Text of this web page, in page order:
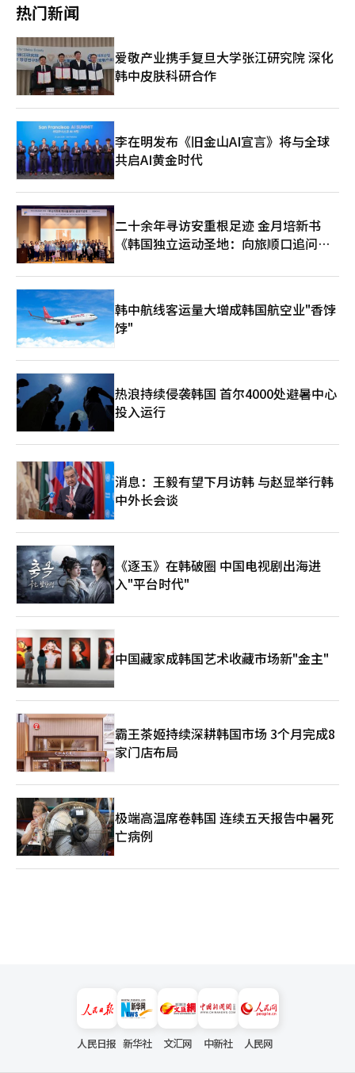
因在梨花女子大学的支持弹劾集会上抢夺并损坏支持者的标语，被
查。当时，国立科学调查研究院的精密检测确认其对毒品呈阳性反
应，裴仁圭也承认了相关指控。此案随后以不拘留的状态移交检察
院。 不过，警方表示，目前尚未确认这些事件与此次死亡之间的
直接关联。 警方相关人士表示：“为了确认确切的死亡原因，将
向国立科学调查研究院申请尸检，并将继续调查死亡经过。”※
本报道经人工智能（AI）系统翻译与编辑。
热门新闻
爱敬产业携手复旦大学张江研究院 深化
韩中皮肤科研合作
李在明发布《旧金山AI宣言》将与全球
共启AI黄金时代
二十余年寻访安重根足迹 金月培新书
《韩国独立运动圣地：向旅顺口追问历
韩中航线客运量大增成韩国航空业"香饽
饽"
热浪持续侵袭韩国 首尔4000处避暑中心
投入运行
消息：王毅有望下月访韩 与赵显举行韩
中外长会谈
《逐玉》在韩破圈 中国电视剧出海进
入"平台时代"
中国藏家成韩国艺术收藏市场新"金主"
霸王茶姬持续深耕韩国市场 3个月完成8
家门店布局
极端高温席卷韩国 连续五天报告中暑死
亡病例
人民日报 新华社 文汇网 中新社 人民网